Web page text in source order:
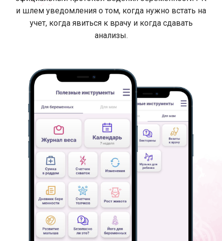
и шлем уведомления о том, когда нужно встать на
учет, когда явиться к врачу и когда сдавать
анализы.